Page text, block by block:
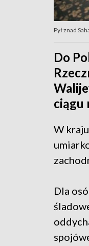
Pył znad
Do
ciągu
W
Dla